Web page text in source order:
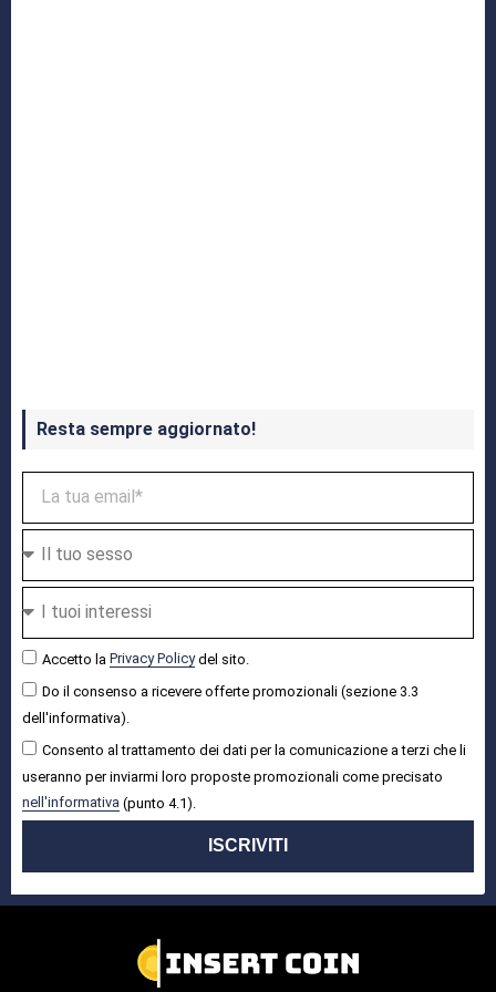
Resta sempre aggiornato!
Accetto la Privacy Policydel sito.
Do il consenso a ricevere offerte promozionali (sezione 3.3
dell'informativa).
Consento al trattamento dei dati per la comunicazione a terzi che li
useranno per inviarmi loro proposte promozionali come precisato
nell'informativa (punto 4.1).
ISCRIVITI